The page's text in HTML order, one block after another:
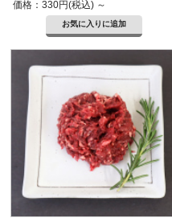
価格：330円(税込) ～